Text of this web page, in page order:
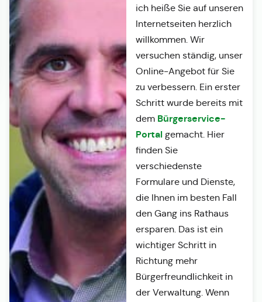
ich heiße Sie auf unseren
Internetseiten herzlich
willkommen. Wir
versuchen ständig, unser
Online-Angebot für Sie
zu verbessern. Ein erster
Schritt wurde bereits mit
dem Bürgerservice-
Portalgemacht. Hier
finden Sie
verschiedenste
Formulare und Dienste,
die Ihnen im besten Fall
den Gang ins Rathaus
ersparen. Das ist ein
wichtiger Schritt in
Richtung mehr
Bürgerfreundlichkeit in
der Verwaltung. Wenn